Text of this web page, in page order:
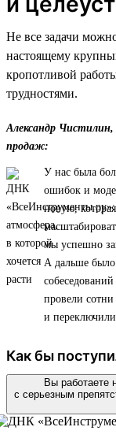
Не все задачи
настоящему
кропотливой
трудностями.
Александр
продаж:
У нас была
ошибок и
новую,
мы успешно
А дальше
провели сотни
и
Как бы
Вы работаете
с серьезным